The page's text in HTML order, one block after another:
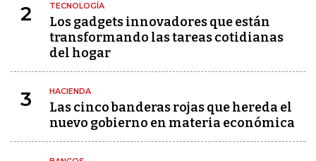
2 TECNOLOGÍA
Los gadgets innovadores que están
transformando las tareas cotidianas
del hogar
3 HACIENDA
Las cinco banderas rojas que hereda el
nuevo gobierno en materia económica